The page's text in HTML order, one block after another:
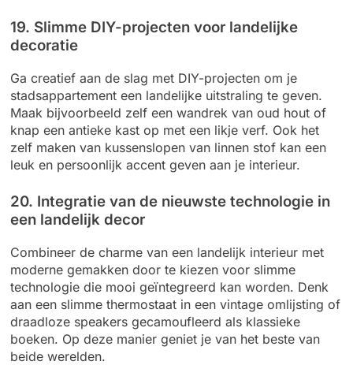
19. Slimme DIY-projecten voor landelijke
decoratie
Ga creatief aan de slag met DIY-projecten om je
stadsappartement een landelijke uitstraling te geven.
Maak bijvoorbeeld zelf een wandrek van oud hout of
knap een antieke kast op met een likje verf. Ook het
zelf maken van kussenslopen van linnen stof kan een
leuk en persoonlijk accent geven aan je interieur.
20. Integratie van de nieuwste technologie in
een landelijk decor
Combineer de charme van een landelijk interieur met
moderne gemakken door te kiezen voor slimme
technologie die mooi geïntegreerd kan worden. Denk
aan een slimme thermostaat in een vintage omlijsting of
draadloze speakers gecamoufleerd als klassieke
boeken. Op deze manier geniet je van het beste van
beide werelden.